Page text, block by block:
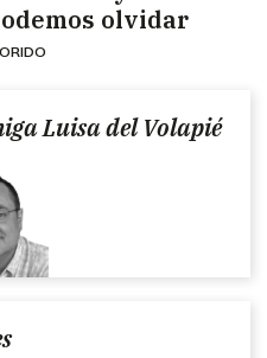
olvidar
Luisa del Volapié